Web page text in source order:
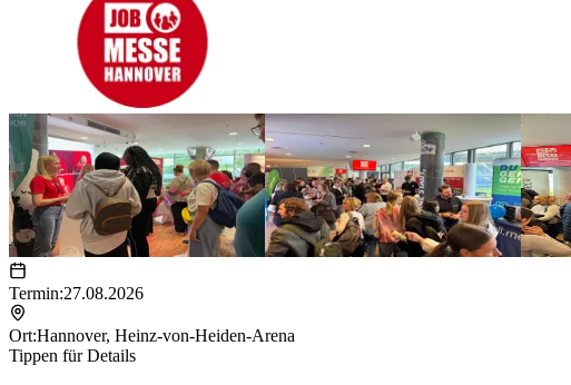
Termin:27.08.2026
Ort:Hannover, Heinz-von-Heiden-Arena
Tippen für Details